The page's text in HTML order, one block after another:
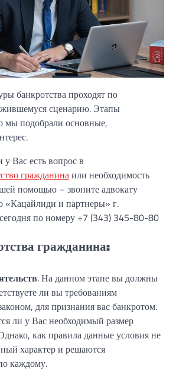
банкротства проходят по
сценарию. Этапы
мы подобрали основные,
у Вас есть вопрос в
гражданинаили необходимость
помощью – звоните адвокату
«Кацайлиди и партнеры» г.
по номеру +7 (343) 345-80-80
гражданина:
. На данном этапе вы должны
ли вы требованиям
для признания вас банкротом.
ли у Вас необходимый размер
как правила данные условия не
характер и решаются
каждому.